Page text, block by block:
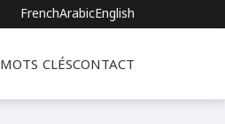
FrenchArabicEnglish
MOTS CLÉSCONTACT